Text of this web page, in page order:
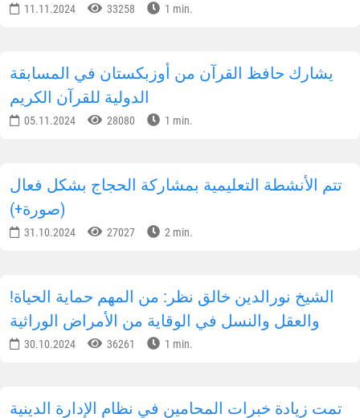
11.11.2024 33258 1 min.
يشارك حافظ القرآن من أوزبكستان في المسابقة
الدولية للقرآن الكريم
05.11.2024 28080 1 min.
تتم الأنشطة التعليمية بمشاركة الحجاج بشكل فعال
(صورة+)
31.10.2024 27027 2 min.
!الشيخ نورالدين خالق نظر: من المهم حماية الحياة
والعقل والنسل في الوقاية من الأمراض الوراثية
30.10.2024 36261 1 min.
تمت زيادة خبرات المحامين في نظام الإدارة الدينية